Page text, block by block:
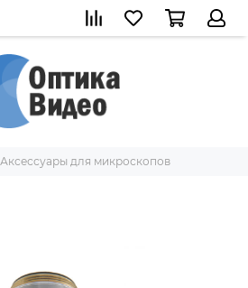
Аксессуары для микроскопов